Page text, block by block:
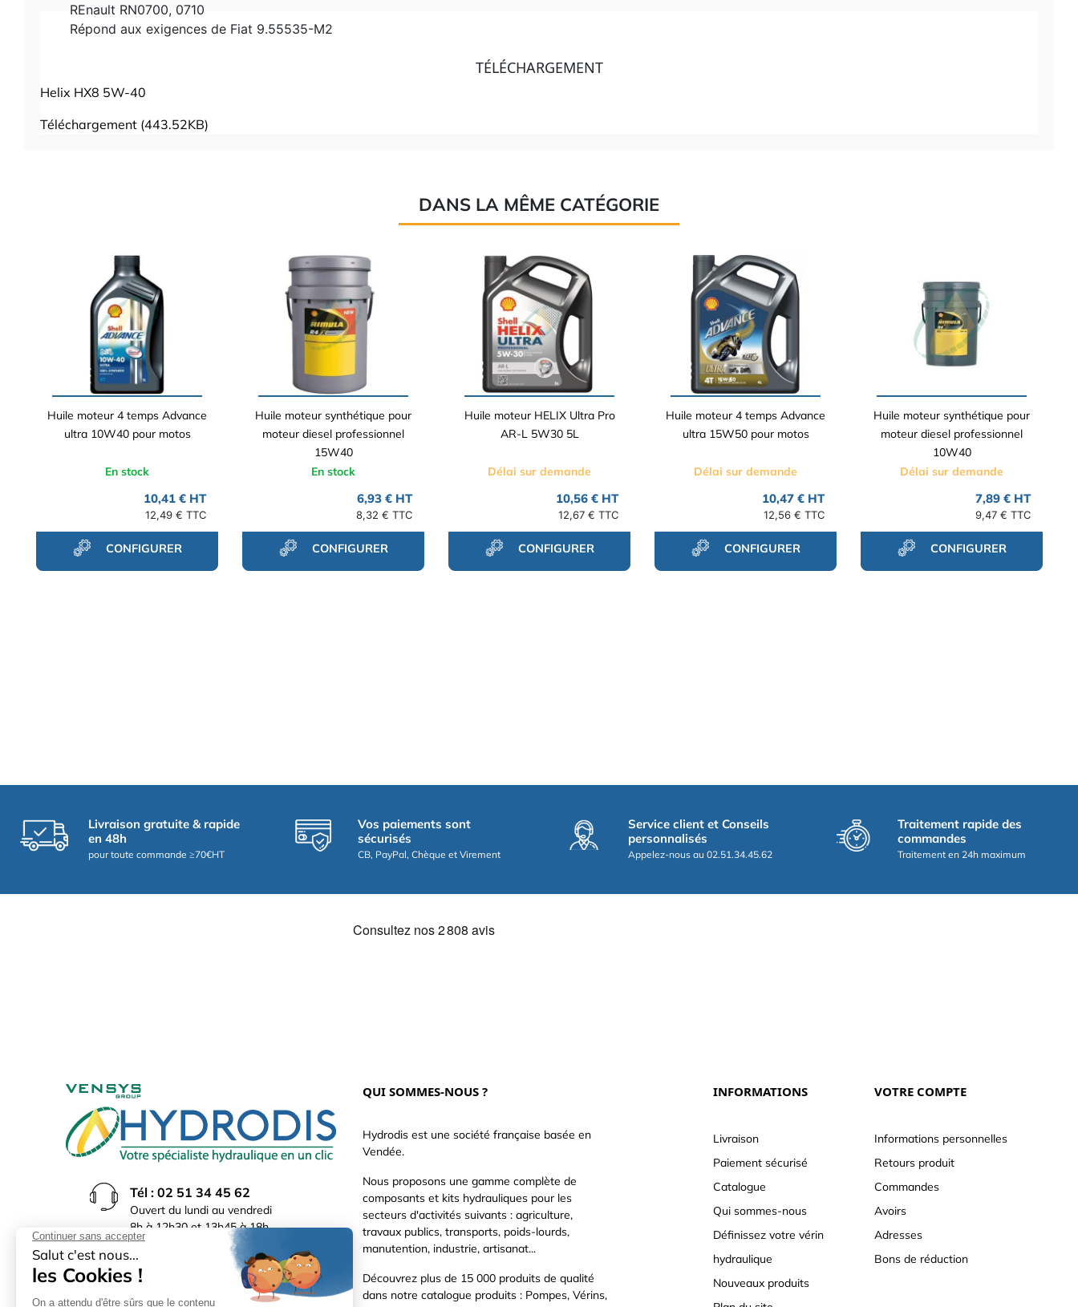
REnault RN0700, 0710
Répond aux exigences de Fiat 9.55535-M2
TÉLÉCHARGEMENT
Helix HX8 5W-40
Téléchargement (443.52KB)
DANS LA MÊME CATÉGORIE
Huile moteur 4 temps Advance
ultra 10W40 pour motos
En stock
10,41 € HT
12,49 € TTC
CONFIGURER
Huile moteur synthétique pour
moteur diesel professionnel
15W40
En stock
6,93 € HT
8,32 € TTC
CONFIGURER
Huile moteur HELIX Ultra Pro
AR-L 5W30 5L
Délai sur demande
10,56 € HT
12,67 € TTC
CONFIGURER
Huile moteur 4 temps Advance
ultra 15W50 pour motos
Délai sur demande
10,47 € HT
12,56 € TTC
CONFIGURER
Huile moteur synthétique pour
moteur diesel professionnel
10W40
Délai sur demande
7,89 € HT
9,47 € TTC
CONFIGURER
Livraison gratuite & rapide
en 48h
pour toute commande ≥70€HT
Vos paiements sont
sécurisés
CB, PayPal, Chèque et Virement
Service client et Conseils
personnalisés
Appelez-nous au 02.51.34.45.62
Traitement rapide des
commandes
Traitement en 24h maximum
Tél : 02 51 34 45 62
Ouvert du lundi au vendredi
8h à 12h30 et 13h45 à 18h
(17h30 le vendredi)
Rue du Bocage La Ribotière
85170 Le Poiré sur Vie
QUI SOMMES-NOUS ?
Hydrodis est une société française basée en
Vendée.
Nous proposons une gamme complète de
composants et kits hydrauliques pour les
secteurs d'activités suivants : agriculture,
travaux publics, transports, poids-lourds,
manutention, industrie, artisanat...
Découvrez plus de 15 000 produits de qualité
dans notre catalogue produits : Pompes, Vérins,
INFORMATIONS
Livraison
Paiement sécurisé
Catalogue
Qui sommes-nous
Définissez votre vérin
hydraulique
Nouveaux produits
VOTRE COMPTE
Informations personnelles
Retours produit
Commandes
Avoirs
Adresses
Bons de réduction